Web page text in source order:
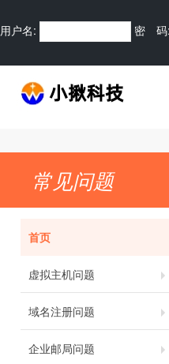
用户名: 密 码:
常见问题
首页
虚拟主机问题
域名注册问题
企业邮局问题